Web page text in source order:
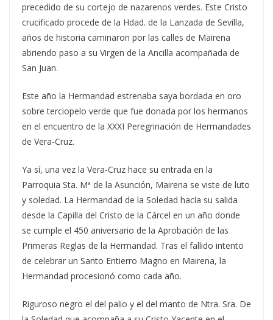
precedido de su cortejo de nazarenos verdes. Este Cristo
crucificado procede de la Hdad. de la Lanzada de Sevilla,
años de historia caminaron por las calles de Mairena
abriendo paso a su Virgen de la Ancilla acompañada de
San Juan.
Este año la Hermandad estrenaba saya bordada en oro
sobre terciopelo verde que fue donada por los hermanos
en el encuentro de la XXXI Peregrinación de Hermandades
de Vera-Cruz.
Ya sí, una vez la Vera-Cruz hace su entrada en la
Parroquia Sta. Mª de la Asunción, Mairena se viste de luto
y soledad. La Hermandad de la Soledad hacía su salida
desde la Capilla del Cristo de la Cárcel en un año donde
se cumple el 450 aniversario de la Aprobación de las
Primeras Reglas de la Hermandad. Tras el fallido intento
de celebrar un Santo Entierro Magno en Mairena, la
Hermandad procesionó como cada año.
Riguroso negro el del palio y el del manto de Ntra. Sra. De